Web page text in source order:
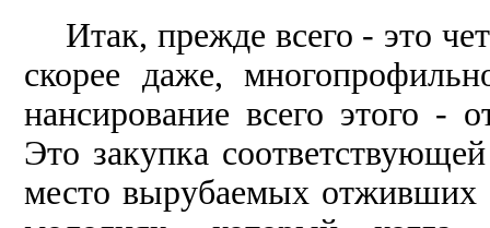
Итак, прежде всего - это
скорее даже,
нансирование всего этого -
Это закупка
место вырубаемых отживших